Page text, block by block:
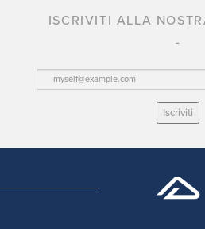
ISCRIVITI ALLA
Iscriviti